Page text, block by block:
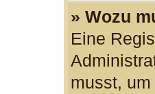
» Wozu
Eine
musst,